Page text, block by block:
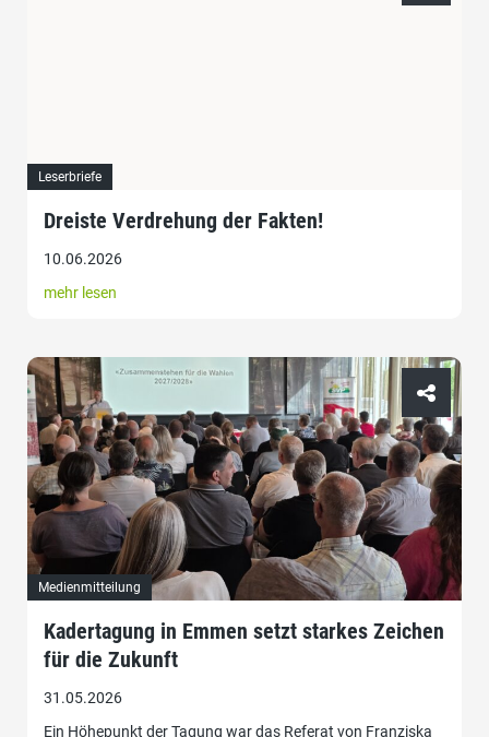
Leserbriefe
Dreiste Verdrehung der Fakten!
10.06.2026
mehr lesen
Medienmitteilung
Kadertagung in Emmen setzt starkes Zeichen
für die Zukunft
31.05.2026
Ein Höhepunkt der Tagung war das Referat von Franziska